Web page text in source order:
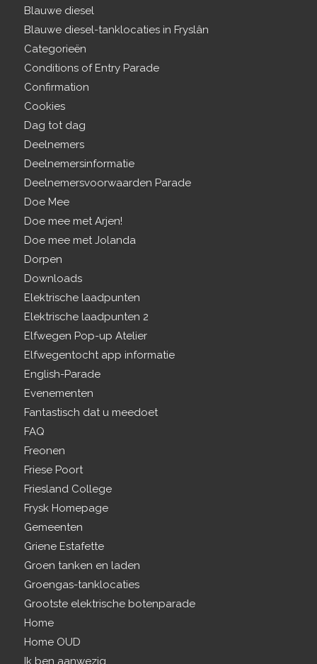
Blauwe diesel
Blauwe diesel-tanklocaties in Fryslân
Categorieën
Conditions of Entry Parade
Confirmation
Cookies
Dag tot dag
Deelnemers
Deelnemersinformatie
Deelnemersvoorwaarden Parade
Doe Mee
Doe mee met Arjen!
Doe mee met Jolanda
Dorpen
Downloads
Elektrische laadpunten
Elektrische laadpunten 2
Elfwegen Pop-up Atelier
Elfwegentocht app informatie
English-Parade
Evenementen
Fantastisch dat u meedoet
FAQ
Freonen
Friese Poort
Friesland College
Frysk Homepage
Gemeenten
Griene Estafette
Groen tanken en laden
Groengas-tanklocaties
Grootste elektrische botenparade
Home
Home OUD
Ik ben aanwezig